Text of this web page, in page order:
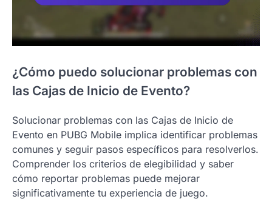
¿Cómo puedo solucionar problemas con
las Cajas de Inicio de Evento?
Solucionar problemas con las Cajas de Inicio de
Evento en PUBG Mobile implica identificar problemas
comunes y seguir pasos específicos para resolverlos.
Comprender los criterios de elegibilidad y saber
cómo reportar problemas puede mejorar
significativamente tu experiencia de juego.